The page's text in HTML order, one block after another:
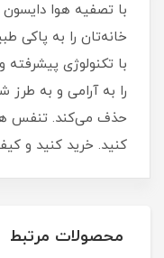
خانه‌تان را به پاکی
با تکنولوژی پیشرفته
را به آرامی و به
حذف می‌کند. تنفس
کنید. خرید کنید و
محصولات مرتبط